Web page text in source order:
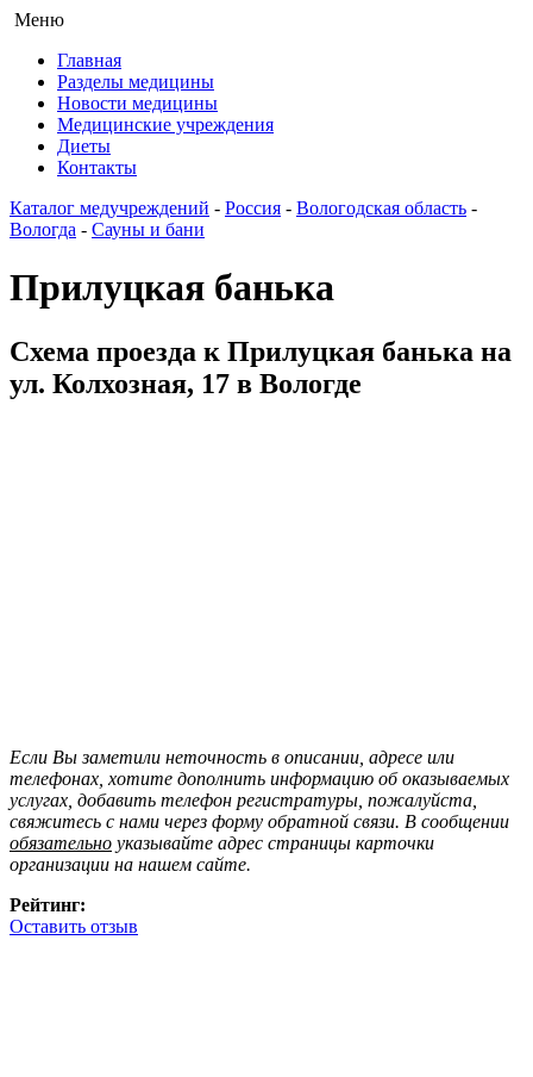
Меню
Главная
Разделы медицины
Новости медицины
Медицинские учреждения
Диеты
Контакты
Каталог медучреждений - Россия - Вологодская область -
Вологда - Сауны и бани
Прилуцкая банька
Схема проезда к Прилуцкая банька на
ул. Колхозная, 17 в Вологде
Если Вы заметили неточность в описании, адресе или
телефонах, хотите дополнить информацию об оказываемых
услугах, добавить телефон регистратуры, пожалуйста,
свяжитесь с нами через форму обратной связи. В сообщении
обязательно указывайте адрес страницы карточки
организации на нашем сайте.
Рейтинг:
Оставить отзыв